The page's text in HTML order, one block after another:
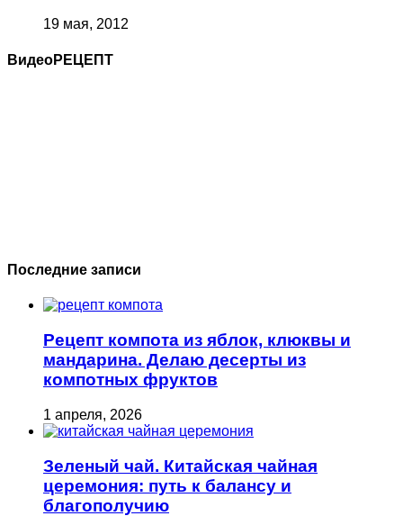
19 мая, 2012
ВидеоРЕЦЕПТ
Последние записи
Рецепт компота из яблок, клюквы и
мандарина. Делаю десерты из
компотных фруктов
1 апреля, 2026
Зеленый чай. Китайская чайная
церемония: путь к балансу и
благополучию